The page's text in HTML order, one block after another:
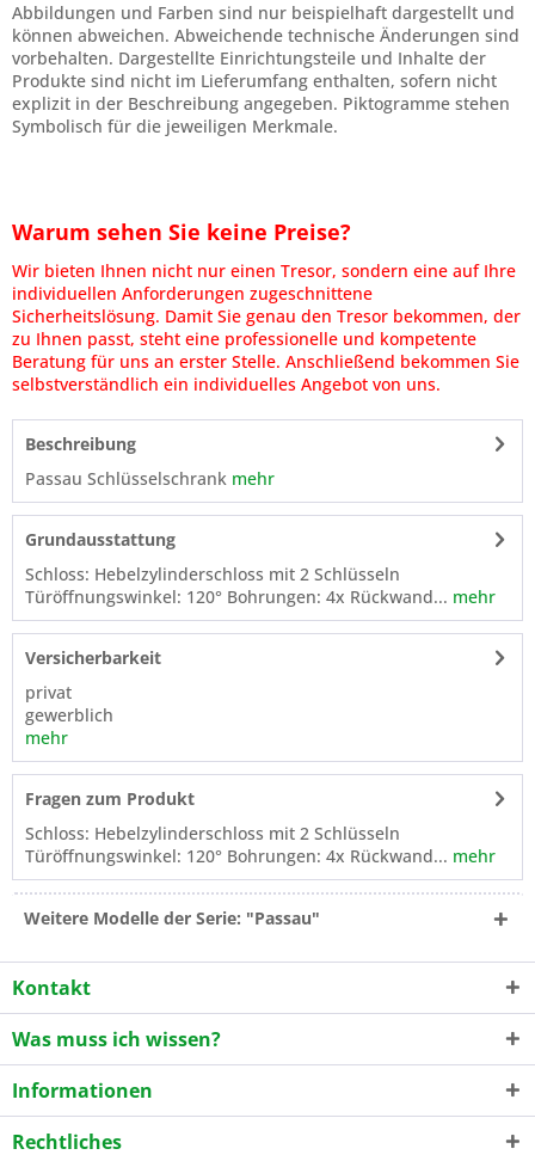
Abbildungen und Farben sind nur beispielhaft dargestellt und
können abweichen. Abweichende technische Änderungen sind
vorbehalten. Dargestellte Einrichtungsteile und Inhalte der
Produkte sind nicht im Lieferumfang enthalten, sofern nicht
explizit in der Beschreibung angegeben. Piktogramme stehen
Symbolisch für die jeweiligen Merkmale.
Warum sehen Sie keine Preise?
Wir bieten Ihnen nicht nur einen Tresor, sondern eine auf Ihre
individuellen Anforderungen zugeschnittene
Sicherheitslösung. Damit Sie genau den Tresor bekommen, der
zu Ihnen passt, steht eine professionelle und kompetente
Beratung für uns an erster Stelle. Anschließend bekommen Sie
selbstverständlich ein individuelles Angebot von uns.
Beschreibung
Passau Schlüsselschrank mehr
Grundausstattung
Schloss: Hebelzylinderschloss mit 2 Schlüsseln
Türöffnungswinkel: 120° Bohrungen: 4x Rückwand... mehr
Versicherbarkeit
privat
gewerblich
mehr
Fragen zum Produkt
Schloss: Hebelzylinderschloss mit 2 Schlüsseln
Türöffnungswinkel: 120° Bohrungen: 4x Rückwand... mehr
Weitere Modelle der Serie: "Passau"
Kontakt
Was muss ich wissen?
Informationen
Rechtliches